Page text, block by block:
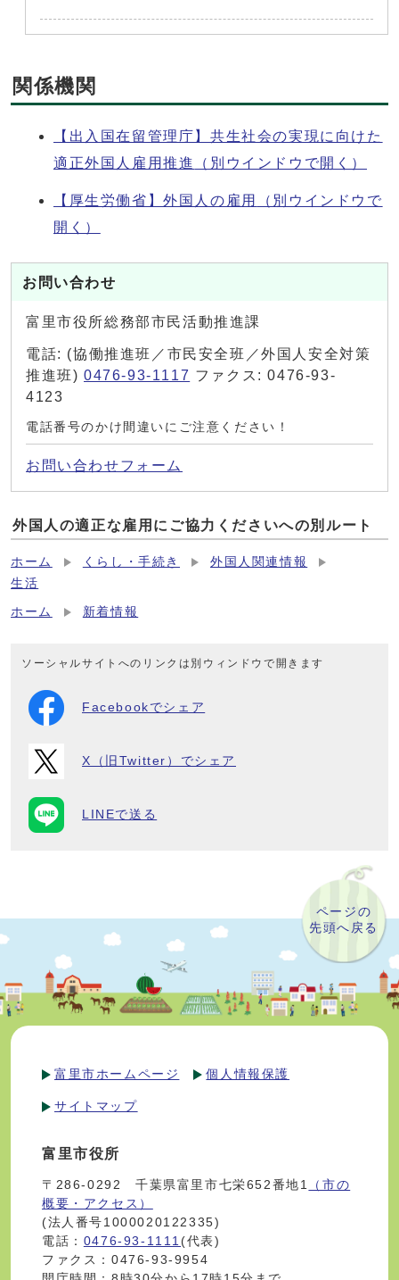
関係機関
【出入国在留管理庁】共生社会の実現に向けた
適正外国人雇用推進
（別ウインドウで開く）
【厚生労働省】外国人の雇用
（別ウインドウで
開く）
お問い合わせ
富里市役所総務部市民活動推進課
電話: (協働推進班／市民安全班／外国人安全対策
推進班) 0476-93-1117 ファクス: 0476-93-
4123
電話番号のかけ間違いにご注意ください！
お問い合わせフォーム
外国人の適正な雇用にご協力くださいへの別ルート
ホーム くらし・手続き
外国人関連情報
生活
ホーム 新着情報
ソーシャルサイトへのリンクは別ウィンドウで開きます
Facebookでシェア
X（旧Twitter）でシェア
LINEで送る
ページの
先頭へ戻る
富里市ホームページ 個人情報保護
サイトマップ
富里市役所
〒286-0292 千葉県富里市七栄652番地1
（市の
概要・アクセス）
(法人番号1000020122335)
電話： 0476-93-1111(代表)
ファクス：0476-93-9954